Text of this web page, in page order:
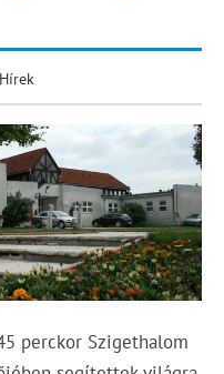
Hírek
perckor Szigethalom